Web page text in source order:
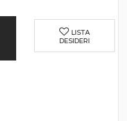
LISTA
DESIDERI